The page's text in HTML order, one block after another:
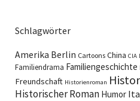
Schlagwörter
Amerika Berlin Cartoons China CIA
Familiendrama Familiengeschichte
Freundschaft Historienroman
Historischer Roman Humor